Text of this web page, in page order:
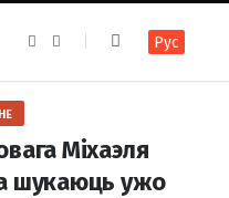
e
k
t
a
m
Рус
Міхаэля
шукаюць ужо